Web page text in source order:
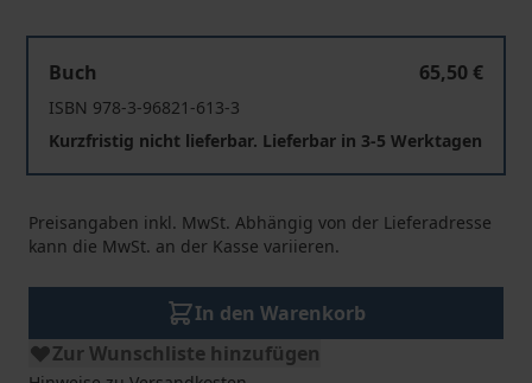
Buch
65,50 €
ISBN 978-3-96821-613-3
Kurzfristig nicht lieferbar. Lieferbar in 3-5 Werktagen
Preisangaben inkl. MwSt. Abhängig von der Lieferadresse
kann die MwSt. an der Kasse variieren.
In den Warenkorb
Zur Wunschliste hinzufügen